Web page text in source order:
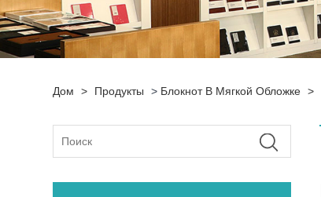
Дом > Продукты > Блокнот В Мягкой Обложке >